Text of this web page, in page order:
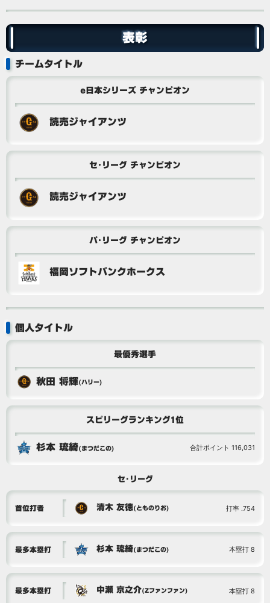
表彰
チームタイトル
e日本シリーズ チャンピオン
読売ジャイアンツ
セ･リーグ チャンピオン
読売ジャイアンツ
パ･リーグ チャンピオン
福岡ソフトバンクホークス
個人タイトル
最優秀選手
秋田 将輝(ハリー)
スピリーグランキング1位
杉本 琉綺(まつだこの) 合計ポイント 116,031
セ･リーグ
首位打者 清木 友徳(とものりお) 打率 .754
最多本塁打 杉本 琉綺(まつだこの) 本塁打 8
最多本塁打 中瀬 京之介(Zファンファン) 本塁打 8